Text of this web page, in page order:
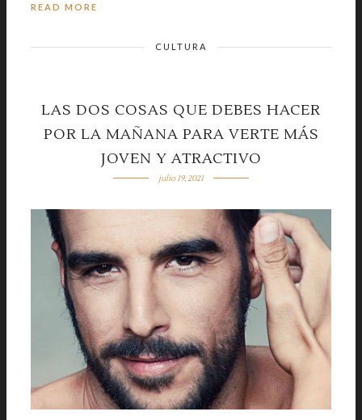
READ MORE
CULTURA
LAS DOS COSAS QUE DEBES HACER
POR LA MAÑANA PARA VERTE MÁS
JOVEN Y ATRACTIVO
julio 19, 2021